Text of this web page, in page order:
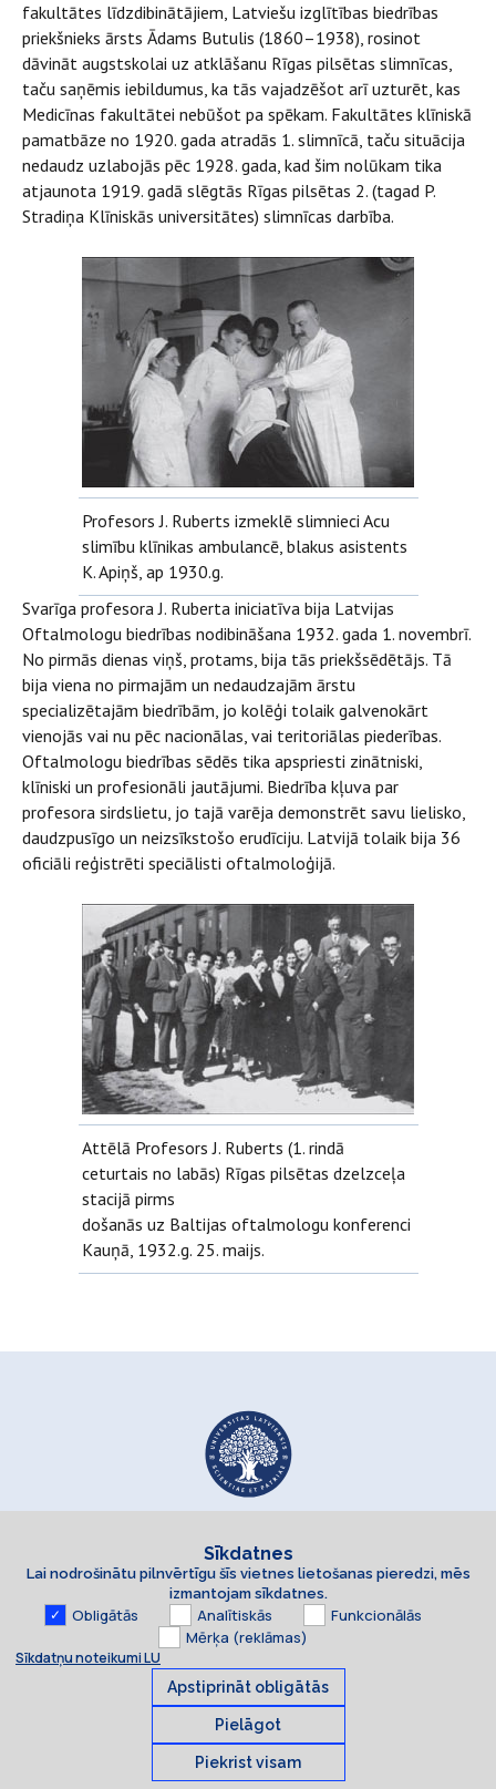
fakultātes līdzdibinātājiem, Latviešu izglītības biedrības
priekšnieks ārsts Ādams Butulis (1860–1938), rosinot
dāvināt augstskolai uz atklāšanu Rīgas pilsētas slimnīcas,
taču saņēmis iebildumus, ka tās vajadzēšot arī uzturēt, kas
Medicīnas fakultātei nebūšot pa spēkam. Fakultātes klīniskā
pamatbāze no 1920. gada atradās 1. slimnīcā, taču situācija
nedaudz uzlabojās pēc 1928. gada, kad šim nolūkam tika
atjaunota 1919. gadā slēgtās Rīgas pilsētas 2. (tagad P.
Stradiņa Klīniskās universitātes) slimnīcas darbība.
Profesors J. Ruberts izmeklē slimnieci Acu
slimību klīnikas ambulancē, blakus asistents
K. Apiņš, ap 1930.g.
Svarīga profesora J. Ruberta iniciatīva bija Latvijas
Oftalmologu biedrības nodibināšana 1932. gada 1. novembrī.
No pirmās dienas viņš, protams, bija tās priekšsēdētājs. Tā
bija viena no pirmajām un nedaudzajām ārstu
specializētajām biedrībām, jo kolēģi tolaik galvenokārt
vienojās vai nu pēc nacionālas, vai teritoriālas piederības.
Oftalmologu biedrības sēdēs tika apspriesti zinātniski,
klīniski un profesionāli jautājumi. Biedrība kļuva par
profesora sirdslietu, jo tajā varēja demonstrēt savu lielisko,
daudzpusīgo un neizsīkstošo erudīciju. Latvijā tolaik bija 36
oficiāli reģistrēti speciālisti oftalmoloģijā.
Attēlā Profesors J. Ruberts (1. rindā
ceturtais no labās) Rīgas pilsētas dzelzceļa
stacijā pirms
došanās uz Baltijas oftalmologu konferenci
Kauņā, 1932.g. 25. maijs.
© 2026 Latvijas Universitāte. Visas tiesības aizsargātas
Sīkdatnes
Lai nodrošinātu pilnvērtīgu šīs vietnes lietošanas pieredzi, mēs
izmantojam sīkdatnes.
Obligātās Analītiskās
Funkcionālās
Mērķa (reklāmas)
Sīkdatņu noteikumi LU
Apstiprināt obligātās
Pielāgot
Piekrist visam